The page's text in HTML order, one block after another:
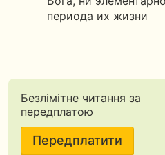
периода их жизни
Безлімітне читання за
передплатою
Передплатити